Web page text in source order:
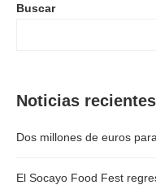
Buscar
Noticias recientes
Dos millones de euros
El Socayo Food Fest